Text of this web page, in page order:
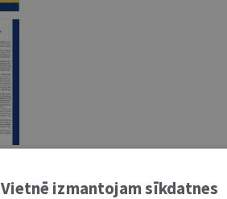
Vietnē izmantojam sīkdatnes